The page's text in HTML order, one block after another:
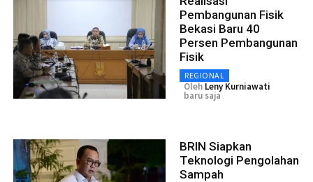
Pembangunan Fisik
Bekasi Baru 40
Persen Pembangunan
Fisik
REGIONAL
Oleh Leny Kurniawati
baru saja
BRIN Siapkan
Teknologi Pengolahan
Sampah